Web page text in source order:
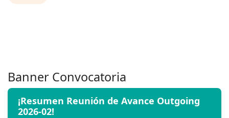
Banner Convocatoria
¡Resumen Reunión de Avance Outgoing
2026-02!